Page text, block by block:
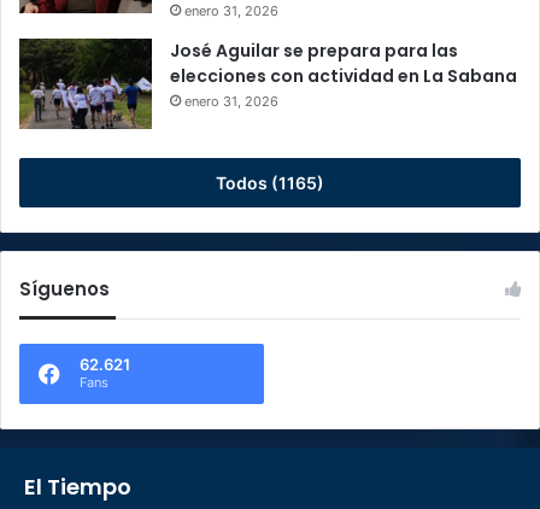
enero 31, 2026
José Aguilar se prepara para las
elecciones con actividad en La Sabana
enero 31, 2026
Todos (1165)
Síguenos
62.621
Fans
El Tiempo